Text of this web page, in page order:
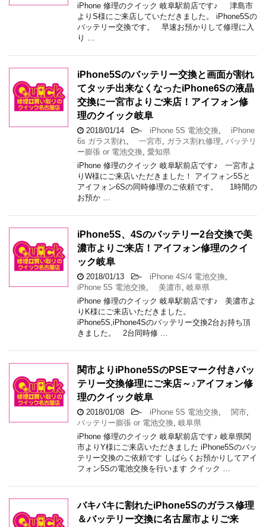
iPhone 修理のクイック 岐阜駅前店です♪ 津島市
よりS様にご来店していただきました。 iPhone5Sの
バッテリー交換です。 早速お預かりして修理に入
り …
iPhone5Sのバッテリー交換と画面が割れ
てタッチ出来なくなったiPhone6Sの液晶
交換に一宮市よりご来店！アイフォン修
理のクイック岐阜
2018/01/14 - iPhone 5S 電池交換,
iPhone
6s ガラス割れ, 一宮市, ガラス割れ修理, バッテリ
ー膨張 or 電池交換, 愛知県
iPhone 修理のクイック 岐阜駅前店です♪ 一宮市よ
りW様にご来店いただきました！ アイフォン5Sと
アイフォン6Sの同時修理のご依頼です。 1時間の
お預か …
iPhone5S、4Sのバッテリー2台交換で美
濃市よりご来店！アイフォン修理のクイ
ック岐阜
2018/01/13 - iPhone 4S/4 電池交換,
iPhone 5S 電池交換, 美濃市, 岐阜県
iPhone 修理のクイック 岐阜駅前店です♪ 美濃市よ
りK様にご来店いただきました。
iPhone5S,iPhone4Sのバッテリー交換2台お持ち頂
きました。 2台同時修 …
関市よりiPhone5SのPSEマーク付きバッ
テリー交換修理にご来店～♪アイフォン修
理のクイック岐阜
2018/01/08 - iPhone 5S 電池交換, 関市,
バッテリー膨張 or 電池交換, 岐阜県
iPhone 修理のクイック 岐阜駅前店です♪ 岐阜県関
市よりY様にご来店いただきました iPhone5Sのバッ
テリー交換のご依頼です しばらくお預かりしてアイ
フォン5Sの電池交換を行います クイック …
バキバキに割れたiPhone5Sのガラス修理
＆バッテリー交換に名古屋市よりご来